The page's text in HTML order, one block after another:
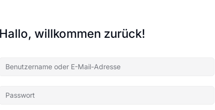
Hallo, willkommen zurück!